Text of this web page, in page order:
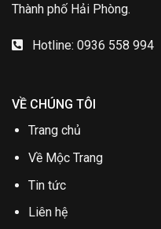
Thành phố Hải Phòng.
Hotline: 0936 558 994
VỀ CHÚNG TÔI
Trang chủ
Về Mộc Trang
Tin tức
Liên hệ